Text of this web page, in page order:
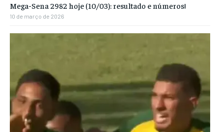
Mega-Sena 2982 hoje (10/03): resultado e números!
10 de março de 2026